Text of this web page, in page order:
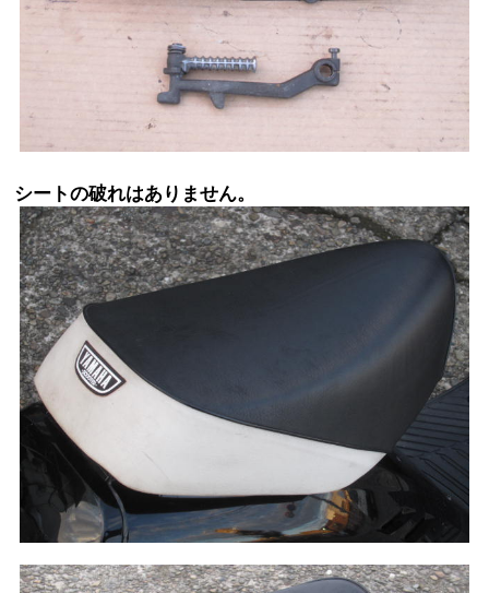
シートの破れはありません。